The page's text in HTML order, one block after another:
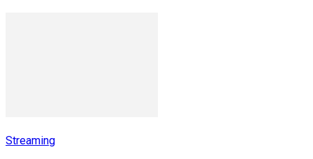
Streaming